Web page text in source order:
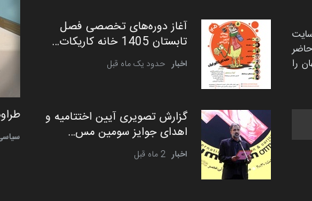
را
آغاز دوره‌های تخصصی فصل
تابستان 1405 خانه کاریکات…
اخبار حدود یک ماه قبل
گزارش تصویری آیین اختتامیه و
اهدای جوایز سومین مس…
اخبار 2 ماه قبل
طراوت نیکی از ایران
کارتون